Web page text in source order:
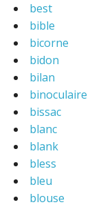
best
bible
bicorne
bidon
bilan
binoculaire
bissac
blanc
blank
bless
bleu
blouse